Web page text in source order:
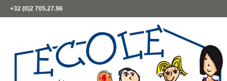
+32 (0)2 705.27.96